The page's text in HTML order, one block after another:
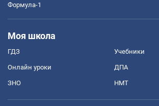
Формула-1
Моя школа
ГДЗ Учебники
Онлайн уроки ДПА
ЗНО НМТ